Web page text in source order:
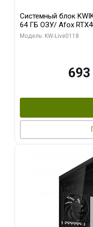
Системный блок
64 ГБ ОЗУ/ Afox
HDMI ATX Turbo/ 960
Модель: KW-Live0118